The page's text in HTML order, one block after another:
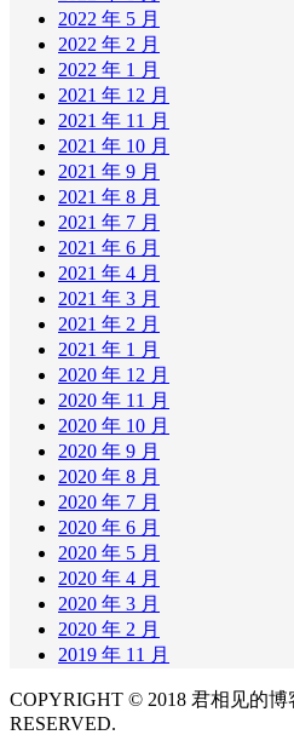
2022 年 5 月
2022 年 2 月
2022 年 1 月
2021 年 12 月
2021 年 11 月
2021 年 10 月
2021 年 9 月
2021 年 8 月
2021 年 7 月
2021 年 6 月
2021 年 4 月
2021 年 3 月
2021 年 2 月
2021 年 1 月
2020 年 12 月
2020 年 11 月
2020 年 10 月
2020 年 9 月
2020 年 8 月
2020 年 7 月
2020 年 6 月
2020 年 5 月
2020 年 4 月
2020 年 3 月
2020 年 2 月
2019 年 11 月
COPYRIGHT © 2018 君相见的
RESERVED.